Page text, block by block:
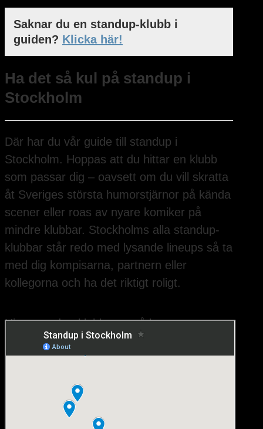
Saknar du en standup-klubb i
guiden? Klicka här!
Ha det så kul på standup i
Stockholm
Där har du vår guide till standup i
Stockholm. Hoppas att du hittar en klubb
som passar dig – oavsett om du vill skratta
åt Sveriges största humorstjärnor på kända
scener eller roas av nyare komiker på
mindre klubbar. Stockholms alla standup-
klubbar står redo med lysande lineups så ta
med dig kompisarna, partnern eller
kollegorna och ha det riktigt roligt.
Hitta standup-klubbarna på kartan